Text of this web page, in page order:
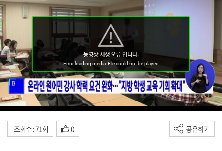
조회수 : 71회 0 공유하기